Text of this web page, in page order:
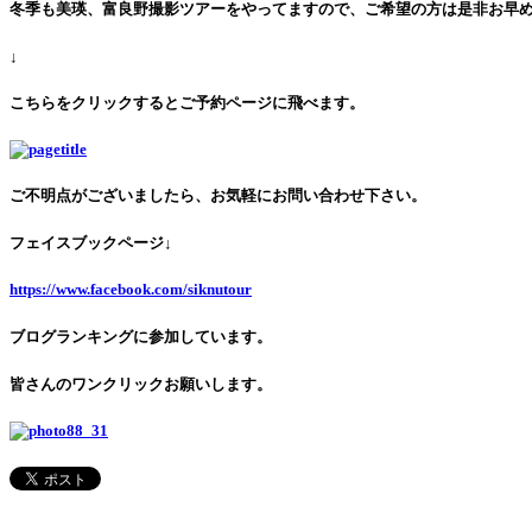
冬季も美瑛、富良野撮影ツアーをやってますので、ご希望の方は是非お早
↓
こちらをクリックするとご予約ページに飛べます。
ご不明点がございましたら、お気軽にお問い合わせ下さい。
フェイスブックページ↓
https://www.facebook.com/siknutour
ブログランキングに参加しています。
皆さんのワンクリックお願いします。